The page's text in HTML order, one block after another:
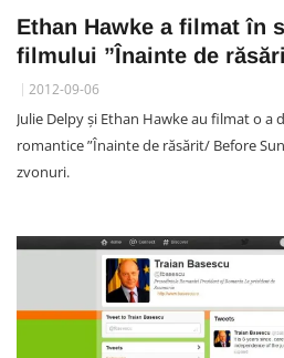
Ethan Hawke a filmat în
filmului ”Înainte de
2012-09-06
Julie Delpy şi Ethan Hawke au filmat o
romantice ”Înainte de răsărit/ Before
zvonuri.